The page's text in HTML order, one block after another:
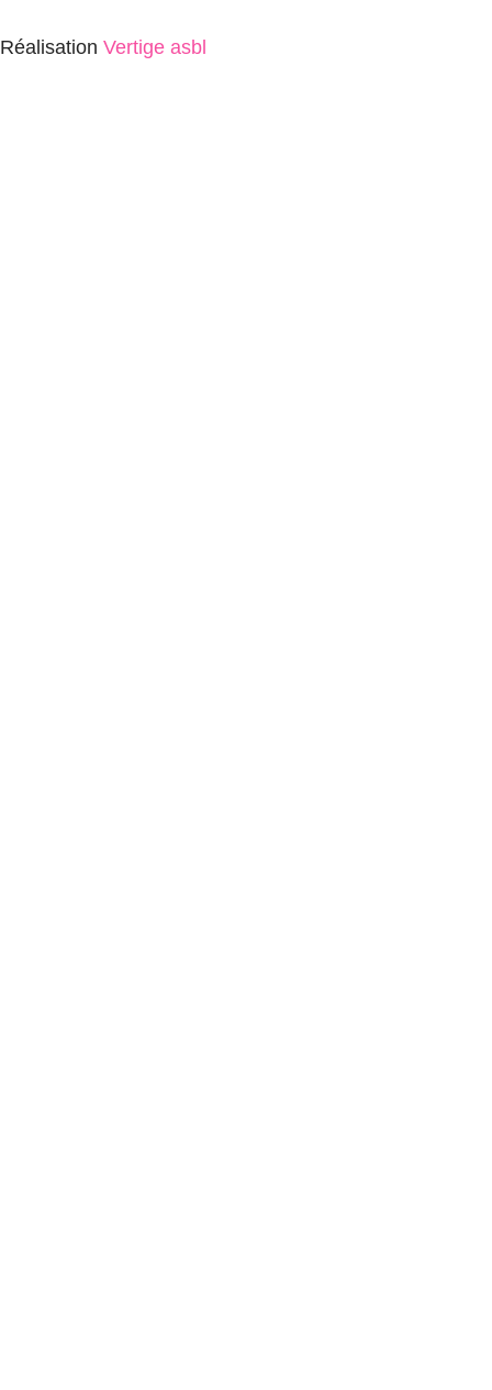
Réalisation Vertige asbl